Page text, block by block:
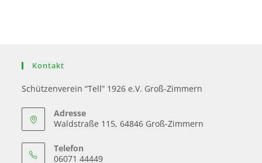
Kontakt
Schützenverein “Tell” 1926 e.V. Groß-Zimmern
Adresse
Waldstraße 115, 64846 Groß-Zimmern
Telefon
06071 44449